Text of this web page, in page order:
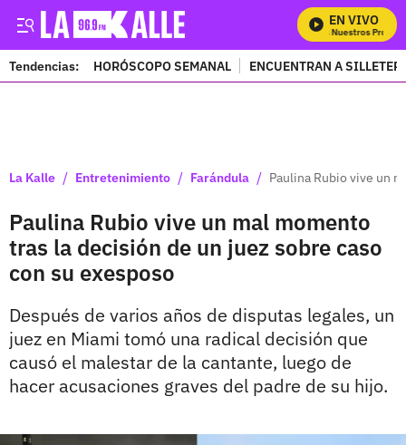
EN VIVO
Mira Todos Nuestros
Tendencias: HORÓSCOPO SEMANAL ENCUENTRAN A
La Kalle / Entretenimiento / Farándula / Paulina Rubio vive un
Paulina Rubio vive un mal momento
tras la decisión de un juez sobre caso
con su exesposo
Después de varios años de disputas legales, un
juez en Miami tomó una radical decisión que
causó el malestar de la cantante, luego de
hacer acusaciones graves del padre de su hijo.